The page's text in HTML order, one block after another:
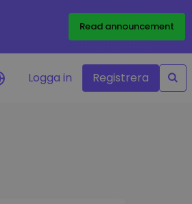
Read announcement
Logga in Registrera